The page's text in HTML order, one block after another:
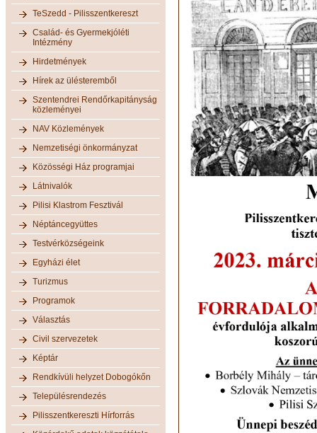
TeSzedd - Pilisszentkereszt
Család- és Gyermekjóléti
Intézmény
Hirdetmények
Hírek az ülésteremből
Szentendrei Rendőrkapitányság
közleményei
NAV Közlemények
Nemzetiségi önkormányzat
Közösségi Ház programjai
Látnivalók
Pilisi Klastrom Fesztivál
Néptáncegyüttes
Testvérközségeink
Egyházi élet
Turizmus
Programok
Választás
Civil szervezetek
Képtár
Rendkívüli helyzet Dobogókőn
Településrendezés
Pilisszentkereszti Hírforrás